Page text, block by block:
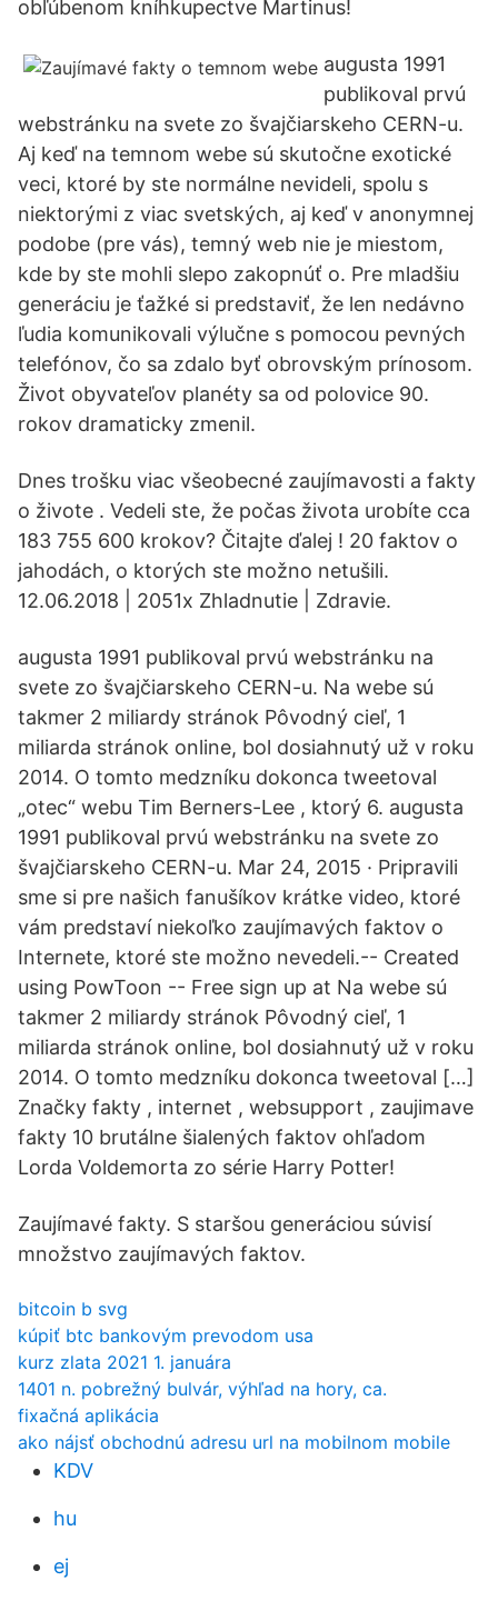
obľúbenom kníhkupectve Martinus!
augusta 1991
publikoval prvú
webstránku na svete zo švajčiarskeho CERN-u.
Aj keď na temnom webe sú skutočne exotické
veci, ktoré by ste normálne nevideli, spolu s
niektorými z viac svetských, aj keď v anonymnej
podobe (pre vás), temný web nie je miestom,
kde by ste mohli slepo zakopnúť o. Pre mladšiu
generáciu je ťažké si predstaviť, že len nedávno
ľudia komunikovali výlučne s pomocou pevných
telefónov, čo sa zdalo byť obrovským prínosom.
Život obyvateľov planéty sa od polovice 90.
rokov dramaticky zmenil.
Dnes trošku viac všeobecné zaujímavosti a fakty
o živote . Vedeli ste, že počas života urobíte cca
183 755 600 krokov? Čitajte ďalej ! 20 faktov o
jahodách, o ktorých ste možno netušili.
12.06.2018 | 2051x Zhladnutie | Zdravie.
augusta 1991 publikoval prvú webstránku na
svete zo švajčiarskeho CERN-u. Na webe sú
takmer 2 miliardy stránok Pôvodný cieľ, 1
miliarda stránok online, bol dosiahnutý už v roku
2014. O tomto medzníku dokonca tweetoval
„otec“ webu Tim Berners-Lee , ktorý 6. augusta
1991 publikoval prvú webstránku na svete zo
švajčiarskeho CERN-u. Mar 24, 2015 · Pripravili
sme si pre našich fanušíkov krátke video, ktoré
vám predstaví niekoľko zaujímavých faktov o
Internete, ktoré ste možno nevedeli.-- Created
using PowToon -- Free sign up at Na webe sú
takmer 2 miliardy stránok Pôvodný cieľ, 1
miliarda stránok online, bol dosiahnutý už v roku
2014. O tomto medzníku dokonca tweetoval […]
Značky fakty , internet , websupport , zaujimave
fakty 10 brutálne šialených faktov ohľadom
Lorda Voldemorta zo série Harry Potter!
Zaujímavé fakty. S staršou generáciou súvisí
množstvo zaujímavých faktov.
bitcoin b svg
kúpiť btc bankovým prevodom usa
kurz zlata 2021 1. januára
1401 n. pobrežný bulvár, výhľad na hory, ca.
fixačná aplikácia
ako nájsť obchodnú adresu url na mobilnom mobile
KDV
hu
ej